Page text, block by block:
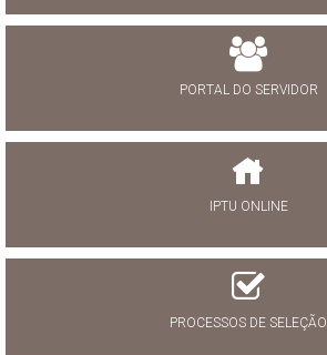
PORTAL DO SERVIDOR
IPTU ONLINE
PROCESSOS DE SELEÇÃO